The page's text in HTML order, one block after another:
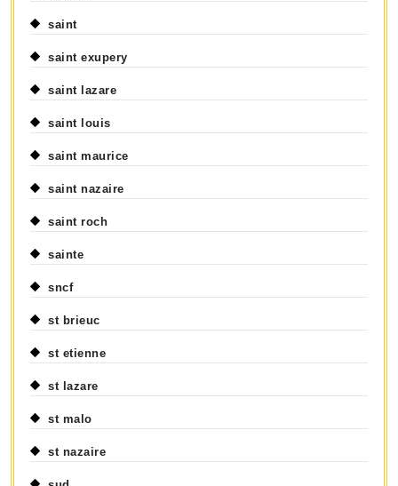
saint
saint exupery
saint lazare
saint louis
saint maurice
saint nazaire
saint roch
sainte
sncf
st brieuc
st etienne
st lazare
st malo
st nazaire